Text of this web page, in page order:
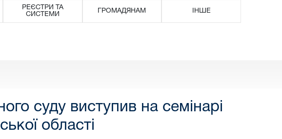
РЕЄСТРИ ТА
СИСТЕМИ
ГРОМАДЯНАМ ІНШЕ
суду виступив на семінарі
області